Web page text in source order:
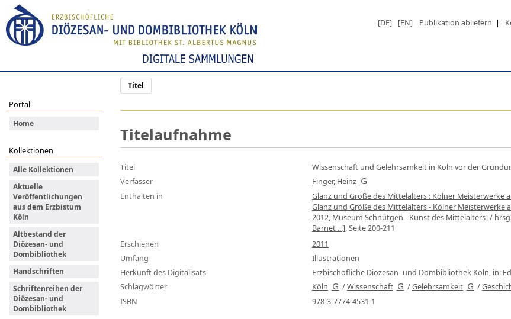
[DE] [EN] Publikation abliefern |
Titel
Portal
Home
Kollektionen
Alle Kollektionen
Aktuelle
Veröffentlichungen
aus dem Erzbistum
Köln
Altbestand der
Diözesan- und
Dombibliothek
Handschriften
Schriftenreihen der
Diözesan- und
Dombibliothek
Titelaufnahme
Titel Wissenschaft und Gelehrsamkeit in Köln vor der
Verfasser
Finger, Heinz
Enthalten in
Glanz und Größe des Mittelalters : Kölner Meisterwerke
Glanz und Größe des Mittelalters - Kölner Meisterwerke
2012, Museum Schnütgen - Kunst des Mittelalters] /
Barnet ...], Seite 200-211
Erschienen
2011
Umfang
Illustrationen
Herkunft des Digitalisats
Erzbischöfliche Diözesan- und Dombibliothek Köln, in:
Schlagwörter
Köln /Wissenschaft /Gelehrsamkeit /
ISBN
978-3-7774-4531-1